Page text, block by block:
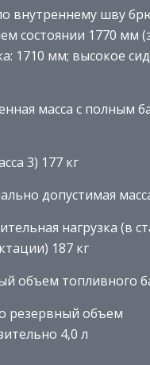
внутреннему шву
состоянии 1770 мм
1710 мм; высокое
масса с полным
3) 177 кг
допустимая
нагрузка (в
187 кг
объем топливного
резервный объем
4,0 л